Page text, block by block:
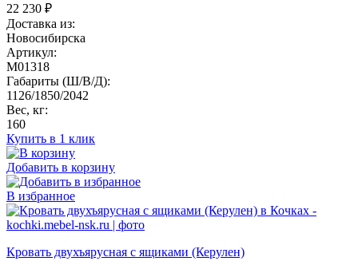
22 230 ₽
Доставка из:
Новосибирска
Артикул:
M01318
Габариты (Ш/В/Д):
1126/1850/2042
Вес, кг:
160
Купить в 1 клик
Добавить в корзину
В избранное
Кровать двухъярусная с ящиками (Керулен)